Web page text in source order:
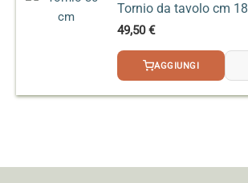
Tornio da tavolo cm 18
49,50€
AGGIUNGI